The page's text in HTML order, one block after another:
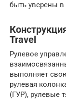
быть уверены
Travel
Рулевое
выполняет
рулевая
(ГУР), рулевые